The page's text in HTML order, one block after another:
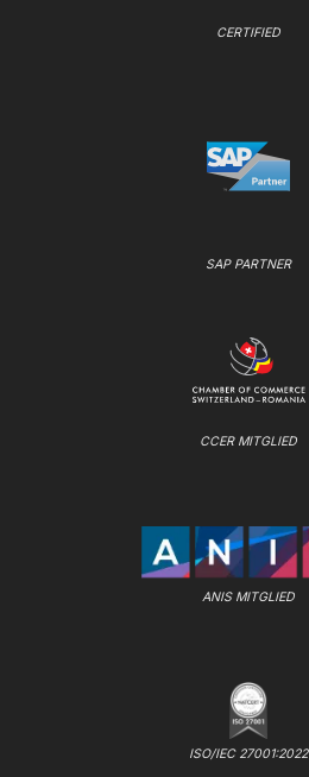
CERTIFIED
SAP PARTNER
CCER MITGLIED
ANIS MITGLIED
ISO/IEC 27001:2022